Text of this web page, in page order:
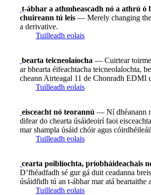
t-ábhar a athmheascadh nó a athrú ó
chuireann tú leis — Merely changing
a derivative.
Tuilleadh eolais
bearta teicneolaíocha — Cuirtear
ar bhearta éifeachtacha teicneolaíochta,
cheann Airteagal 11 de Chonradh EDMI
Tuilleadh eolais
eisceacht nó teorannú — Ní dhéanann
difear do chearta úsáideoirí faoi
mar shampla úsáid chóir agus
Tuilleadh eolais
cearta poiblíochta, príobháideachais
D’fhéadfadh sé gur gá duit ceadanna
úsáidfidh tú an t-ábhar mar atá beartaithe
Tuilleadh eolais